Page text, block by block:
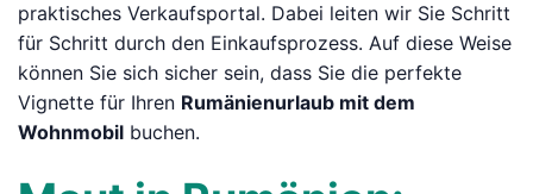
praktisches Verkaufsportal. Dabei leiten wir Sie Schritt
für Schritt durch den Einkaufsprozess. Auf diese Weise
können Sie sich sicher sein, dass Sie die perfekte
Vignette für Ihren Rumänienurlaub mit dem
Wohnmobil buchen.